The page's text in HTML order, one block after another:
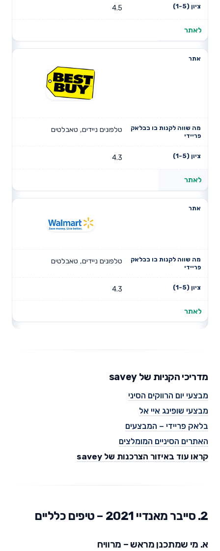
4.5
לאתר
טלפונים ניידים, טאבלטים
4.3
לאתר
טלפונים ניידים, טאבלטים
4.3
לאתר
מדריכי הקניות של savey
מבצעי יום הרווקים הסיני
מבצעי שופינג איי אל
בלאק פריידי – המבצעים
האתרים הסיניים המומלצים
קראו עוד באיזור הצרכנות של savey
2. סייבר מאנדיי 2021 – טיפים כלליים
א. מי שמתכנן מראש – מרוויח